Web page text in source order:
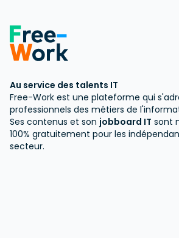
Au service des talents IT
Free-Work est une plateforme qui
professionnels des métiers de
Ses contenus et son jobboard IT sont
100% gratuitement pour les
secteur.